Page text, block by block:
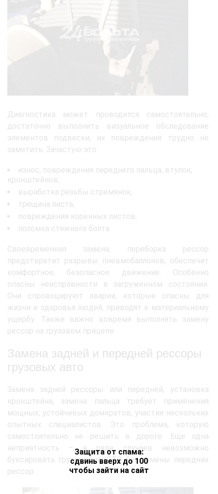
Защита от спама:
сдвинь вверх до 100
чтобы зайти на сайт
Диагностика может проводится самостоятельно,
достаточно выполнить визуальное обследование
элементов подвески, их повреждения трудно не
заметить. Зачастую это:
износ, повреждения переднего пальца, втулок,
кронштейнов;
выработка резьбы стремянок;
трещина листа;
повреждения коренных листов;
поломка стяжного болта.
Своевременная замена, переборка рессор
предотвратит разрывы пневмобаллонов, обеспечит
комфортное, безопасное движение. Особенно
опасны неисправности в загруженном состоянии.
Они спровоцируют аварии, которые опасны для
жизни и здоровья людей, приводят к материальному
ущербу. Также важно вовремя выполнять замену
рессор на грузовом прицепе.
Замена задней и передней рессоры
грузовых авто
Замена задней рессоры или передней, установка
кронштейна, замена пальца требует применения
мощных, устойчивых домкратов, участия нескольких
опытных специалистов. Это проблема, которую
самостоятельно не решить в дороге. Еще одна
неприятность – в ряде случаев невозможно
буксировать грузовик на СТО без замены передних
рессор.